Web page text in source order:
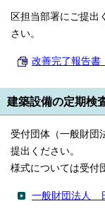
区担当部署にご提出
さい。
改善完了報告書
建築設備の定期検
受付団体（一般財
提出ください。
様式については受付
一般財団法人